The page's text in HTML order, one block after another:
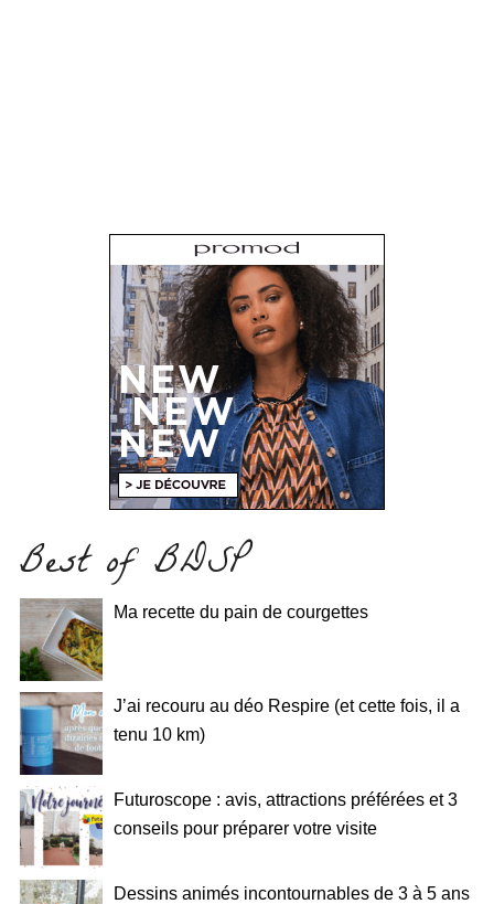
Best of BDSP
Ma recette du pain de courgettes
J’ai recouru au déo Respire (et cette fois, il a
tenu 10 km)
Futuroscope : avis, attractions préférées et 3
conseils pour préparer votre visite
Dessins animés incontournables de 3 à 5 ans